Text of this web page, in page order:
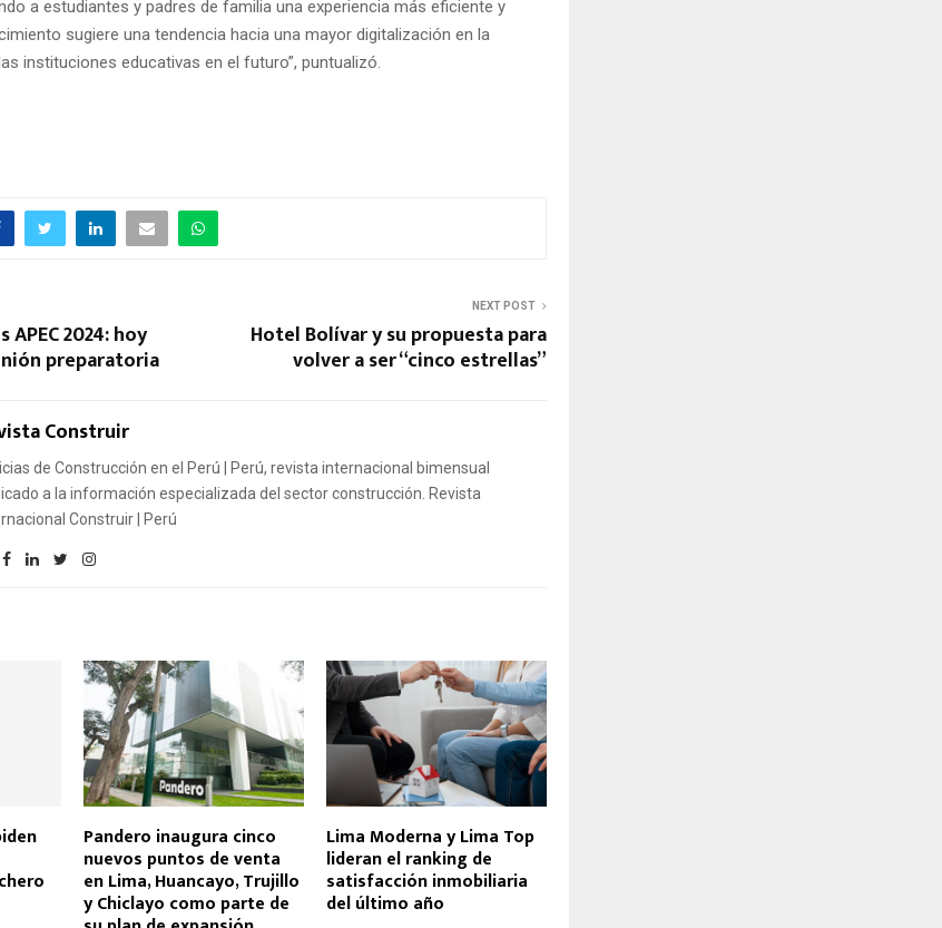
a estudiantes y padres de familia una experiencia más eficiente y
sugiere una tendencia hacia una mayor digitalización en la
instituciones educativas en el futuro”, puntualizó.
2024: hoy
preparatoria
NEXT POST
Hotel Bolívar y su propuesta para
volver a ser “cinco estrellas”
Construir
de Construcción en el Perú | Perú, revista internacional bimensual
a la información especializada del sector construcción. Revista
Construir | Perú
Pandero inaugura cinco
nuevos puntos de venta
en Lima, Huancayo, Trujillo
y Chiclayo como parte de
Lima Moderna y Lima Top
lideran el ranking de
satisfacción inmobiliaria
del último año